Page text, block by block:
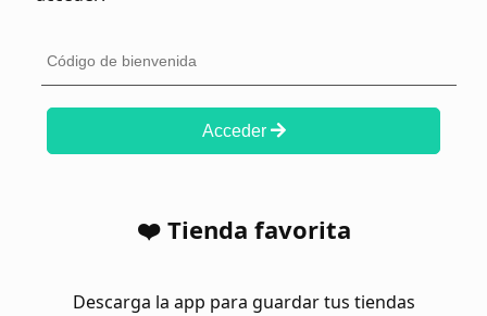
Acceder
❤️ Tienda favorita
Descarga la app para guardar tus tiendas